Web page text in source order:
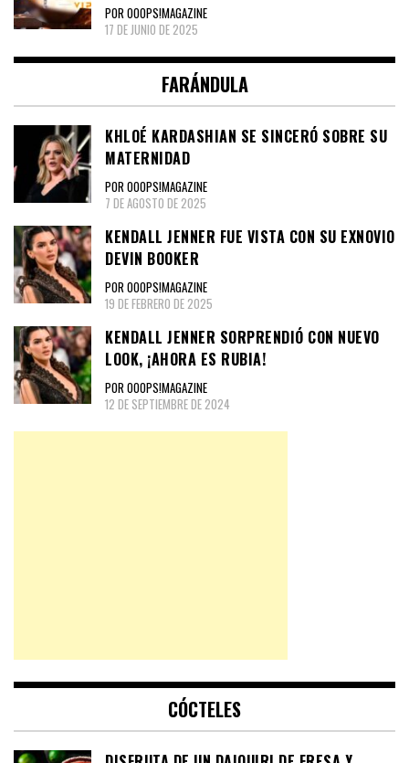
POR OOOPS!MAGAZINE
17 DE JUNIO DE 2025
FARÁNDULA
KHLOÉ KARDASHIAN SE SINCERÓ SOBRE SU
MATERNIDAD
POR OOOPS!MAGAZINE
7 DE AGOSTO DE 2025
KENDALL JENNER FUE VISTA CON SU EXNOVIO
DEVIN BOOKER
POR OOOPS!MAGAZINE
19 DE FEBRERO DE 2025
KENDALL JENNER SORPRENDIÓ CON NUEVO
LOOK, ¡AHORA ES RUBIA!
POR OOOPS!MAGAZINE
12 DE SEPTIEMBRE DE 2024
CÓCTELES